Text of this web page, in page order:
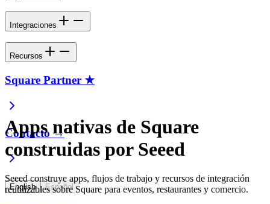
Integraciones
Recursos
Square Partner ★
Contacto →
English Español
Apps nativas de Square
construidas por Seeed
Seeed construye apps, flujos de trabajo y recursos de integración
reutilizables sobre Square para eventos, restaurantes y comercio.